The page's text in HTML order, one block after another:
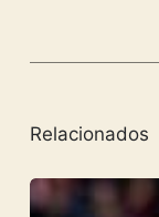
Relacionados